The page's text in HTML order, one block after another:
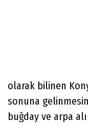
olarak bilinen
sonuna
buğday ve arpa